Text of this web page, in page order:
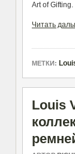
Art of Gifting.
Читать
МЕТКИ:
Louis